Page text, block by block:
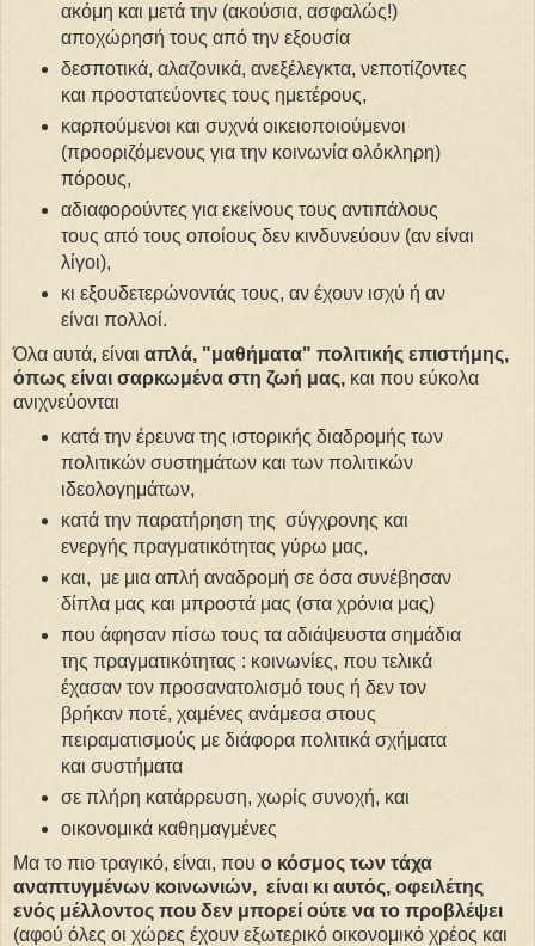
ακόμη και μετά την (ακούσια, ασφαλώς!)
αποχώρησή τους από την εξουσία
δεσποτικά, αλαζονικά, ανεξέλεγκτα, νεποτίζοντες
και προστατεύοντες τους ημετέρους,
καρπούμενοι και συχνά οικειοποιούμενοι
(προοριζόμενους για την κοινωνία ολόκληρη)
πόρους,
αδιαφορούντες για εκείνους τους αντιπάλους
τους από τους οποίους δεν κινδυνεύουν (αν είναι
λίγοι),
κι εξουδετερώνοντάς τους, αν έχουν ισχύ ή αν
είναι πολλοί.
Όλα αυτά, είναι απλά, "μαθήματα" πολιτικής επιστήμης,
όπως είναι σαρκωμένα στη ζωή μας, και που εύκολα
ανιχνεύονται
κατά την έρευνα της ιστορικής διαδρομής των
πολιτικών συστημάτων και των πολιτικών
ιδεολογημάτων,
κατά την παρατήρηση της σύγχρονης και
ενεργής πραγματικότητας γύρω μας,
και, με μια απλή αναδρομή σε όσα συνέβησαν
δίπλα μας και μπροστά μας (στα χρόνια μας)
που άφησαν πίσω τους τα αδιάψευστα σημάδια
της πραγματικότητας : κοινωνίες, που τελικά
έχασαν τον προσανατολισμό τους ή δεν τον
βρήκαν ποτέ, χαμένες ανάμεσα στους
πειραματισμούς με διάφορα πολιτικά σχήματα
και συστήματα
σε πλήρη κατάρρευση, χωρίς συνοχή, και
οικονομικά καθημαγμένες
Μα το πιο τραγικό, είναι, που ο κόσμος των τάχα
αναπτυγμένων κοινωνιών, είναι κι αυτός, οφειλέτης
ενός μέλλοντος που δεν μπορεί ούτε να το προβλέψει
(αφού όλες οι χώρες έχουν εξωτερικό οικονομικό χρέος και